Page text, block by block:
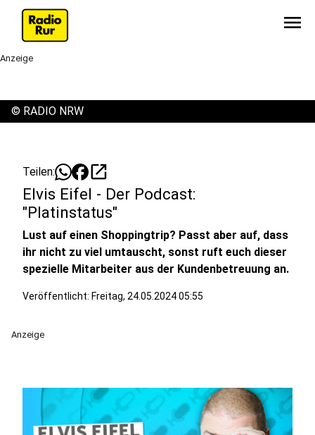
menu
Anzeige
© RADIO NRW
Teilen: open_in_new
Elvis Eifel - Der Podcast:
"Platinstatus"
Lust auf einen Shoppingtrip? Passt aber auf, dass
ihr nicht zu viel umtauscht, sonst ruft euch dieser
spezielle Mitarbeiter aus der Kundenbetreuung an.
Veröffentlicht: Freitag, 24.05.2024 05:55
Anzeige